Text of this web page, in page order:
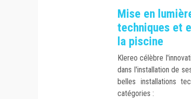
Mise en
techniques et
la piscine
Klereo célèbre
dans l'installation de
belles installations
catégories :